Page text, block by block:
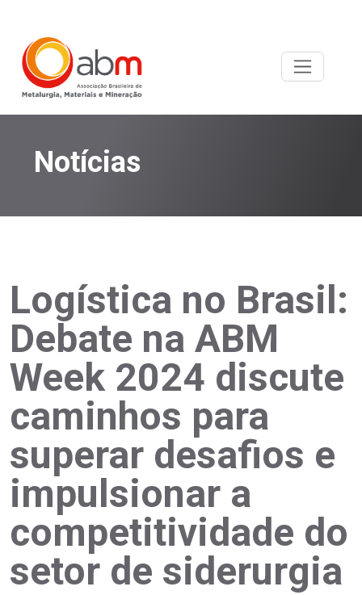
Notícias
Logística no Brasil:
Debate na ABM
Week 2024 discute
caminhos para
superar desafios e
impulsionar a
competitividade do
setor de siderurgia